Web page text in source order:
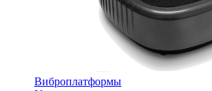
Виброплатформы